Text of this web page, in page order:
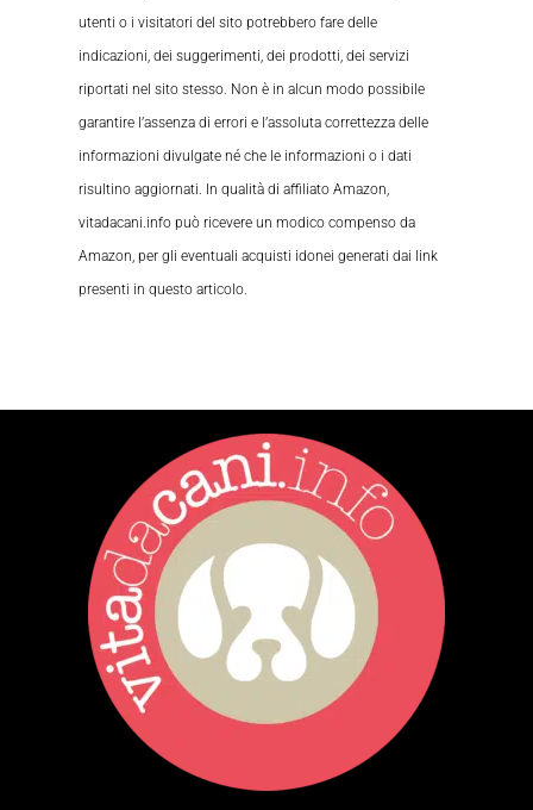
utenti o i visitatori del sito potrebbero fare delle
indicazioni, dei suggerimenti, dei prodotti, dei servizi
riportati nel sito stesso. Non è in alcun modo possibile
garantire l’assenza di errori e l’assoluta correttezza delle
informazioni divulgate né che le informazioni o i dati
risultino aggiornati. In qualità di affiliato Amazon,
vitadacani.info può ricevere un modico compenso da
Amazon, per gli eventuali acquisti idonei generati dai link
presenti in questo articolo.